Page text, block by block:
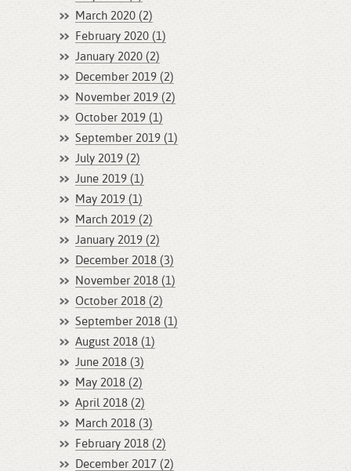
March 2020 (2)
February 2020 (1)
January 2020 (2)
December 2019 (2)
November 2019 (2)
October 2019 (1)
September 2019 (1)
July 2019 (2)
June 2019 (1)
May 2019 (1)
March 2019 (2)
January 2019 (2)
December 2018 (3)
November 2018 (1)
October 2018 (2)
September 2018 (1)
August 2018 (1)
June 2018 (3)
May 2018 (2)
April 2018 (2)
March 2018 (3)
February 2018 (2)
December 2017 (2)